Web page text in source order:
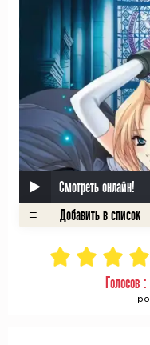
Смотреть онлайн!
Голосов :